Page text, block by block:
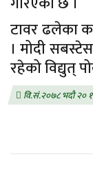
टावर ढलेका
। मोदी
रहेको विद्युत्
वि.सं.२०७८ भदौ २०